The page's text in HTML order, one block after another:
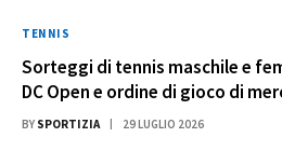
TENNIS
Sorteggi di tennis maschile e
DC Open e ordine di gioco di
BY SPORTIZIA 29 LUGLIO 2026